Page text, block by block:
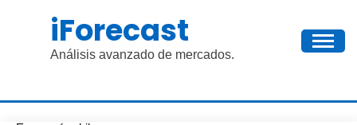
iForecast
Análisis avanzado de mercados.